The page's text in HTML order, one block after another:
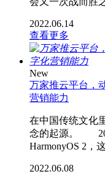
2022.06.14
查看更多
New
万家推云平台，
营销能力
在中国传统文化
念的起源。
HarmonyOS 2
2022.06.08